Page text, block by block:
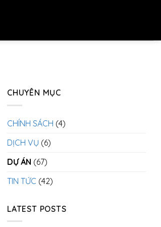
CHUYÊN MỤC
CHÍNH SÁCH (4)
DỊCH VỤ (6)
DỰ ÁN (67)
TIN TỨC (42)
LATEST POSTS